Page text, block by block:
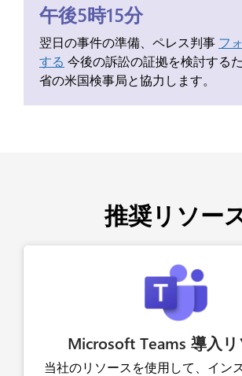
午後5時15分
翌日の事件の準備、ペレス判事 フ
する 今後の訴訟の証拠を検討する
省の米国検事局と協力します。
推奨リソー
Microsoft Teams 導入リ
当社のリソースを使用して、イン